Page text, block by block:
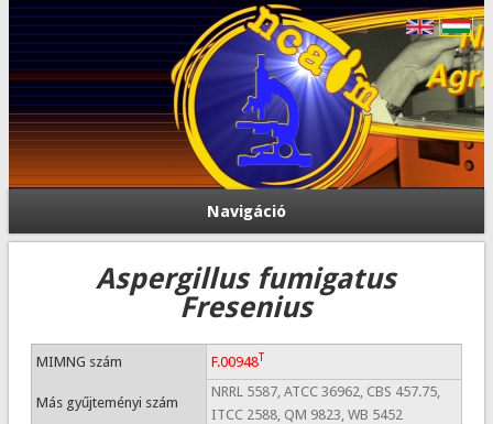
Navigáció
Aspergillus fumigatus
Fresenius
MIMNG szám F.00948T
Más gyűjteményi szám
NRRL 5587, ATCC 36962, CBS 457.75,
ITCC 2588, QM 9823, WB 5452